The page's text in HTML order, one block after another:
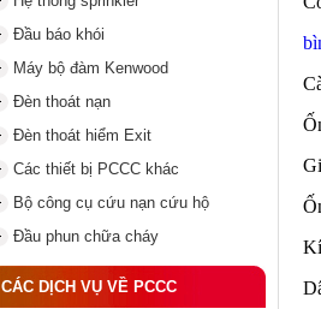
Đầu báo khói
Máy bộ đàm Kenwood
Đèn thoát nạn
Đèn thoát hiểm Exit
Các thiết bị PCCC khác
Bộ công cụ cứu nạn cứu hộ
Đầu phun chữa cháy
CÁC DỊCH VỤ VỀ PCCC